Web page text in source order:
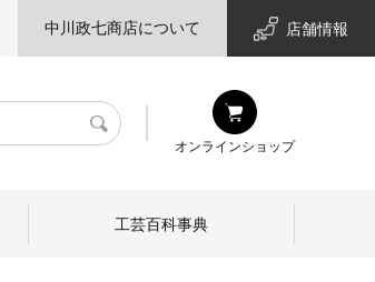
中川政七商店について 店舗情報
検
オンラインショップ
工芸百科事典